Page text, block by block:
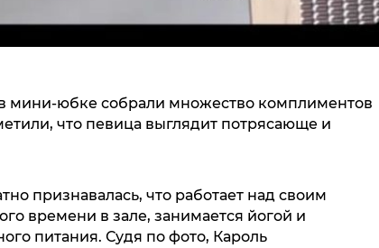
мини-юбке собрали множество комплиментов
что певица выглядит потрясающе и
признавалась, что работает над своим
времени в зале, занимается йогой и
питания. Судя по фото, Кароль